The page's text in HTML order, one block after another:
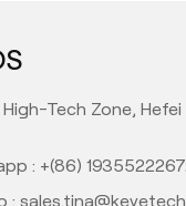
AI-
Vision
Inline
Tech Zone,
: +(86)
: